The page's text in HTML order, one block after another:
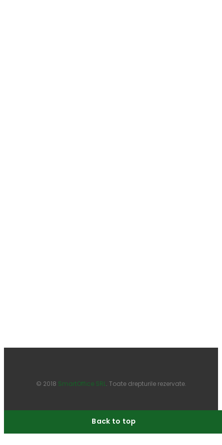
© 2018 SmartOffice SRL. Toate drepturile rezervate.
Back to top